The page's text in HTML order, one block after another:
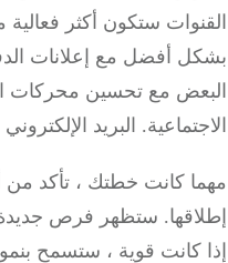
ستكون أكثر فعالية من
مع تحسين محركات
البريد الإلكتروني
كانت خطتك ، تأكد من
ستظهر فرص جديدة
كانت قوية ، ستسمح بنمو